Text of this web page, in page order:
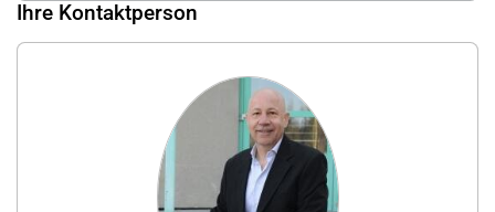
Ihre Kontaktperson